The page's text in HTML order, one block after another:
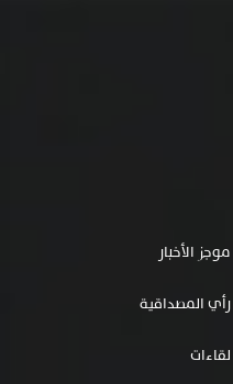
موجز الأخبار
رأي المصداقية
لقاءات